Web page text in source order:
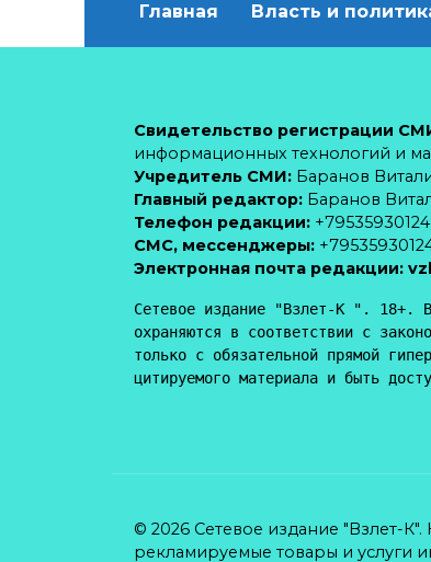
Главная Власть и
Свидетельство регистрации
информационных технологий и
Учредитель СМИ: Баранов
Главный редактор: Баранов
Телефон редакции: +79535930124
CМС, мессенджеры:
Электронная почта редакции:
Сетевое издание "Взлет-К ". 18+.
охраняются в соответствии с
только с обязательной прямой
цитируемого материала и быть
© 2026 Сетевое издание "Взлет-
рекламируемые товары и услуги